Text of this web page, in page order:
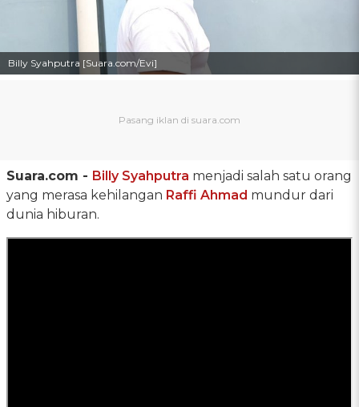
Billy Syahputra [Suara.com/Evi]
Suara.com - Billy Syahputra menjadi salah satu orang
yang merasa kehilangan Raffi Ahmad mundur dari
dunia hiburan.